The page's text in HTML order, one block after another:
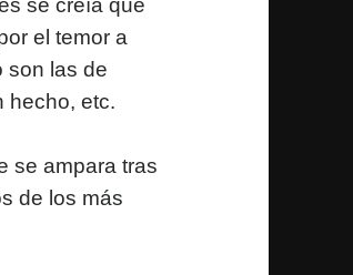
se creía que
el temor a
son las de
hecho, etc.
se ampara tras
de los más